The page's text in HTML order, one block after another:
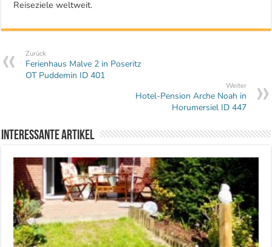
Reiseziele weltweit.
Zurück
Ferienhaus Malve 2 in Poseritz
OT Puddemin ID 401
Weiter
Hotel-Pension Arche Noah in
Horumersiel ID 447
Interessante Artikel